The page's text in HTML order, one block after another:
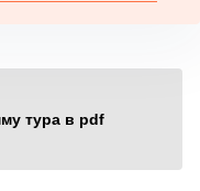
тура в pdf